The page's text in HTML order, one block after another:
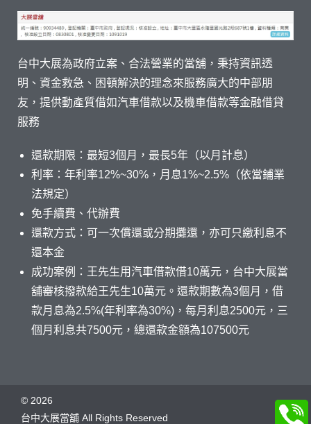
台中大展為政府立案、合法營業的當舖，秉持資訊透
明、資金救急、困頓解決的理念來服務廣大的中部朋
友，提供動產質借如汽車借款以及機車借款等金融借貸
服務
還款期限：最短3個月，最長5年（以月計息）
利率：年利率12%~30%，月息1%~2.5%（依當鋪業
法規定）
免手續費、代辦費
還款方式：可一次償還或分期攤還，亦可只繳利息不
還本金
成功案例：王先生用汽車借款借10萬元，台中大展當
舖審核撥款給王先生10萬元。還款期數為3個月，借
款月息為2.5%(年利率為30%)，每月利息2500元，三
個月利息共7500元，總還款金額為107500元
© 2026
台中大展當舖 All Rights Reserved